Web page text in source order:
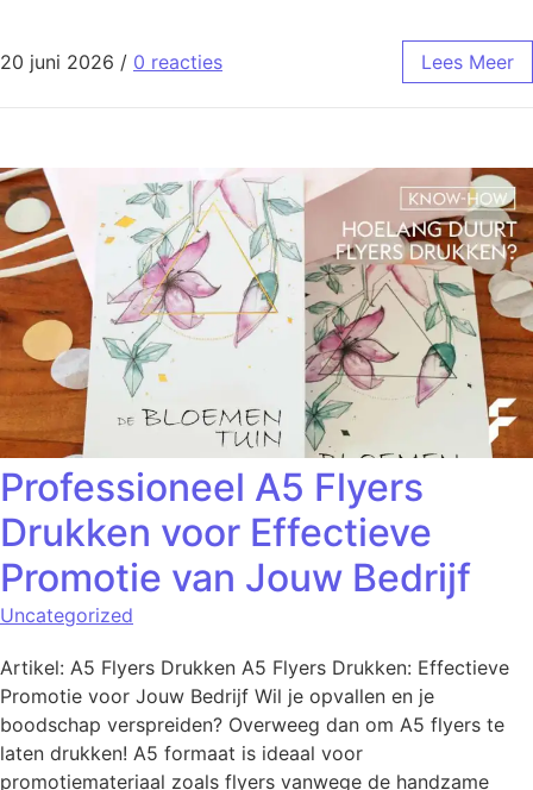
20 juni 2026 / 0 reacties Lees Meer
Professioneel A5 Flyers
Drukken voor Effectieve
Promotie van Jouw Bedrijf
Uncategorized
Artikel: A5 Flyers Drukken A5 Flyers Drukken: Effectieve
Promotie voor Jouw Bedrijf Wil je opvallen en je
boodschap verspreiden? Overweeg dan om A5 flyers te
laten drukken! A5 formaat is ideaal voor
promotiemateriaal zoals flyers vanwege de handzame